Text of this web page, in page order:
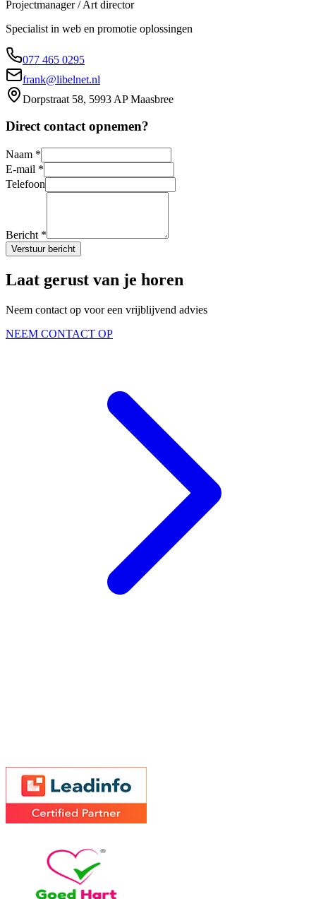
Projectmanager / Art director
Specialist in web en promotie oplossingen
077 465 0295
frank@libelnet.nl
Dorpstraat 58, 5993 AP Maasbree
Direct contact opnemen?
Naam *
E-mail *
Telefoon
Bericht *
Verstuur bericht
Laat gerust van je horen
Neem contact op voor een vrijblijvend advies
NEEM CONTACT OP